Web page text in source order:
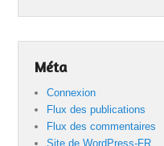
Méta
Connexion
Flux des publications
Flux des commentaires
Site de WordPress-FR